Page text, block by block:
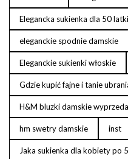
Elegancka sukienka dla 50 latki
eleganckie spodnie damskie
Eleganckie sukienki włoskie
Gdzie kupić fajne i tanie
H&M bluzki damskie
hm swetry damskie inst
Jaka sukienka dla kobiety po